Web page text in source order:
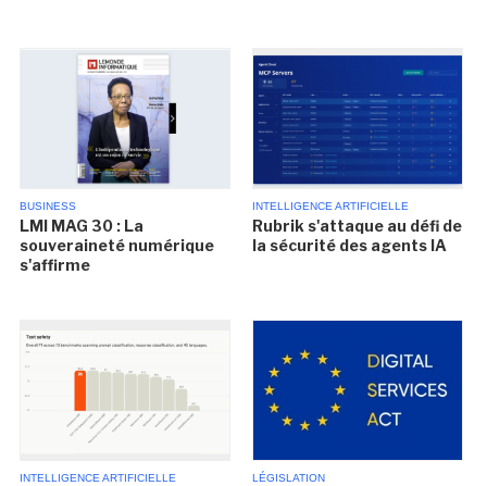
BUSINESS
LMI MAG 30 : La
souveraineté numérique
s'affirme
INTELLIGENCE ARTIFICIELLE
Rubrik s'attaque au défi de
la sécurité des agents IA
INTELLIGENCE ARTIFICIELLE LÉGISLATION